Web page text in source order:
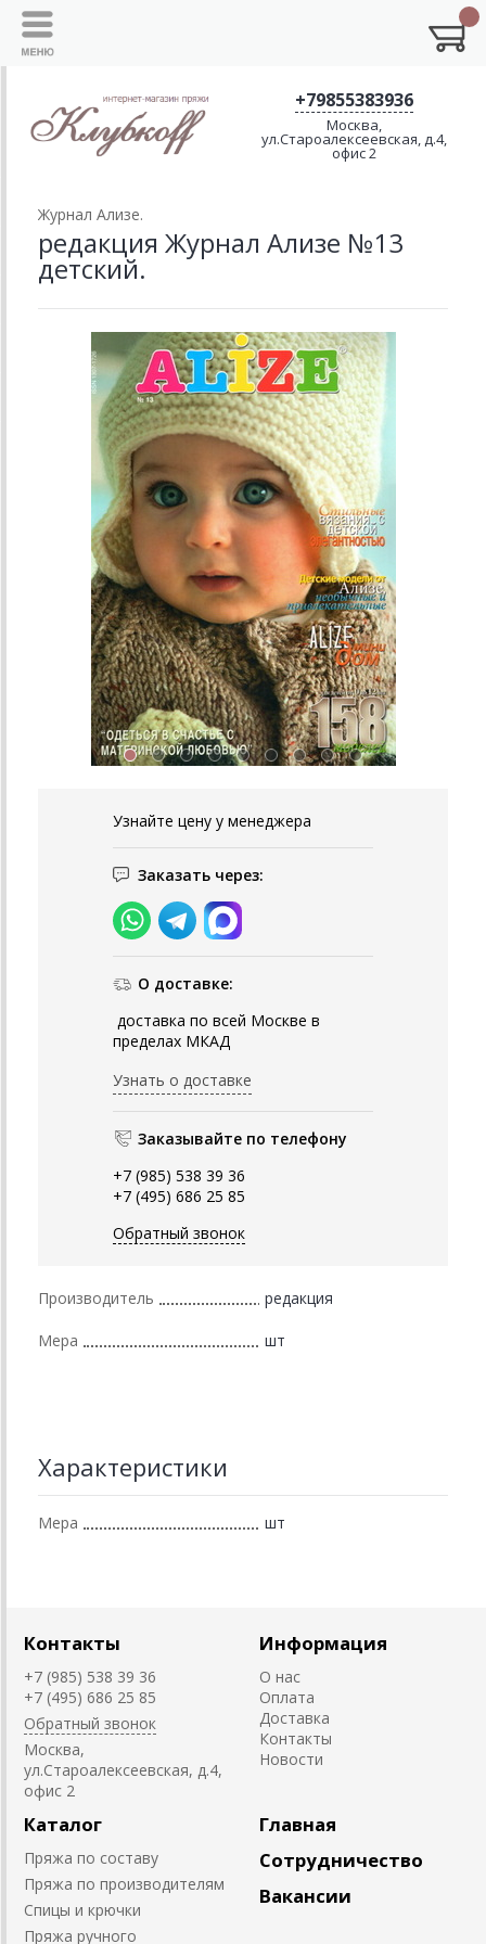
+79855383936
Москва,
ул.Староалексеевская, д.4,
офис 2
Журнал Ализе.
редакция Журнал Ализе №13
детский.
Узнайте цену у менеджера
Заказать через:
О доставке:
доставка по всей Москве в
пределах МКАД
Узнать о доставке
Заказывайте по телефону
+7 (985) 538 39 36
+7 (495) 686 25 85
Обратный звонок
Производитель редакция
Мера шт
Характеристики
Мера шт
Контакты
+7 (985) 538 39 36
+7 (495) 686 25 85
Обратный звонок
Москва,
ул.Староалексеевская, д.4,
офис 2
Информация
О нас
Оплата
Доставка
Контакты
Новости
Каталог
Пряжа по составу
Пряжа по производителям
Спицы и крючки
Пряжа ручного
Главная
Сотрудничество
Вакансии